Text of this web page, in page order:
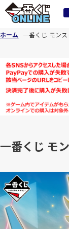
ホーム 一番くじ モン
一番くじ モ